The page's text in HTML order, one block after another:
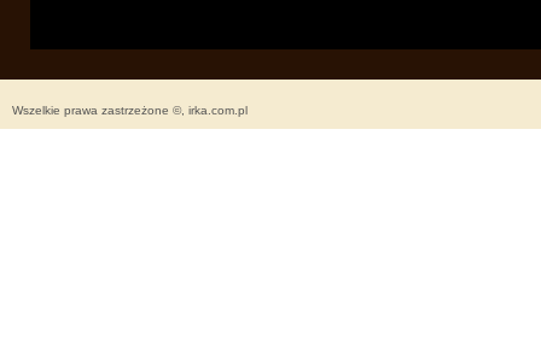
Wszelkie prawa zastrzeżone ©, irka.com.pl